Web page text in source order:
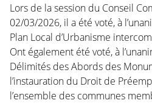
Lors de la session du Conseil
02/03/2026, il a été voté, à
Plan Local d’Urbanisme
Ont également été voté, à
Délimités des Abords des
l’instauration du Droit de
l’ensemble des communes